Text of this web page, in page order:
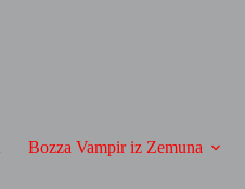
Bozza Vampir iz Zemuna